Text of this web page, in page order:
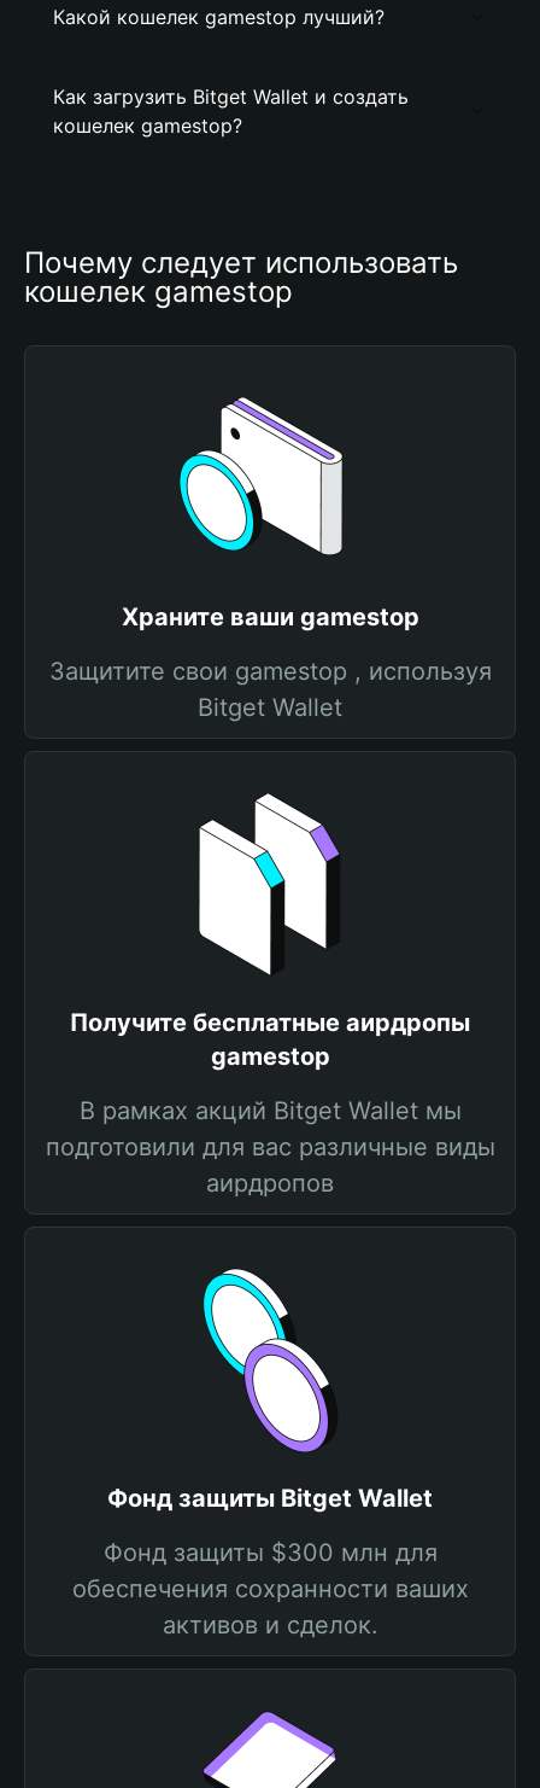
Какой кошелек gamestop лучший?
Как загрузить Bitget Wallet и создать
кошелек gamestop?
Почему следует использовать
кошелек gamestop
Храните ваши gamestop
Защитите свои gamestop , используя
Bitget Wallet
Получите бесплатные аирдропы
gamestop
В рамках акций Bitget Wallet мы
подготовили для вас различные виды
аирдропов
Фонд защиты Bitget Wallet
Фонд защиты $300 млн для
обеспечения сохранности ваших
активов и сделок.